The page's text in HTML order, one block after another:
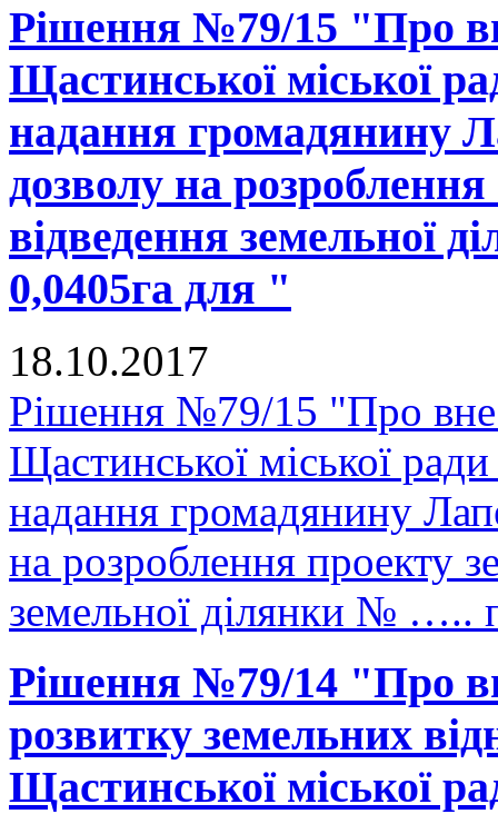
Рішення №79/15 "Про
Щастинської міської
надання громадянину
дозволу на
відведення
0,0405га для "
18.10.2017
Рішення №79/15 "Про
Щастинської міської
надання громадянину
на розроблення проекту
земельної ділянки № …..
Рішення №79/14 "Про
розвитку земельних
Щастинської міської